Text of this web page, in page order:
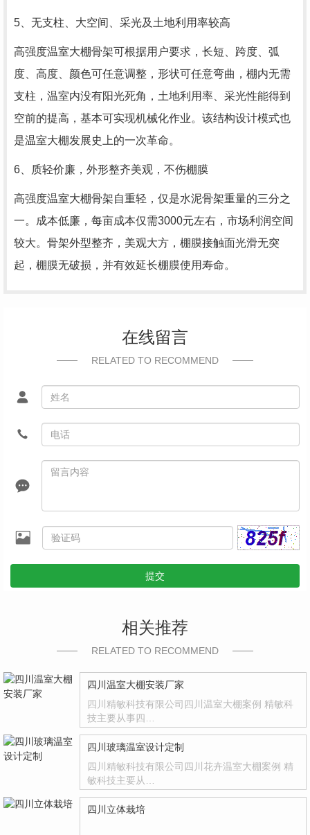
5、无支柱、大空间、采光及土地利用率较高
高强度温室大棚骨架可根据用户要求，长短、跨度、弧
度、高度、颜色可任意调整，形状可任意弯曲，棚内无需
支柱，温室内没有阳光死角，土地利用率、采光性能得到
空前的提高，基本可实现机械化作业。该结构设计模式也
是温室大棚发展史上的一次革命。
6、质轻价廉，外形整齐美观，不伤棚膜
高强度温室大棚骨架自重轻，仅是水泥骨架重量的三分之
一。成本低廉，每亩成本仅需3000元左右，市场利润空间
较大。骨架外型整齐，美观大方，棚膜接触面光滑无突
起，棚膜无破损，并有效延长棚膜使用寿命。
在线留言
RELATED TO RECOMMEND
提交
相关推荐
RELATED TO RECOMMEND
四川温室大棚安装厂家
四川精敏科技有限公司四川温室大棚案例 精敏科
技主要从事四…
四川玻璃温室设计定制
四川精敏科技有限公司四川花卉温室大棚案例 精
敏科技主要从…
四川立体栽培